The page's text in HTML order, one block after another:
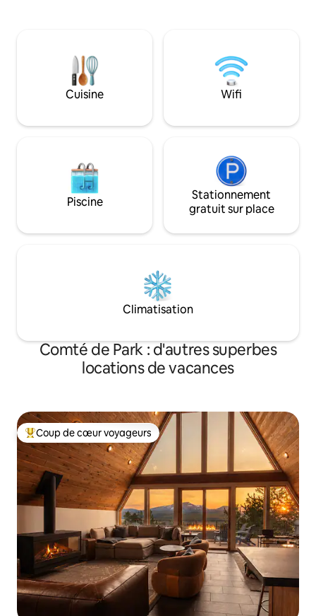
lac, en passant par les nuits confortables
au coin du feu, notre chalet est un havre
de paix pour ceux qui recherchent la
tranquillité ou l'aventure. Réservez
inoubliable au bord du lac ! Récemment
chambre privée
avec lit queen.
isolée,
étangs
labourées.
Cuisine Wifi
Piscine
Stationnement
gratuit sur place
Climatisation
Comté de Park : d'autres superbes
locations de vacances
Coups de cœur voyageurs les plus appréciés
Coup de cœur voyageurs